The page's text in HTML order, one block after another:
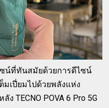
น์ที่ทันสมัยด้วยการดีไซน์
มเปี่ยมไปด้วยพลังแห่ง
TECNO POVA 6 Pro 5G